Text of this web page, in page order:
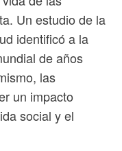
Un estudio de la
identificó a la
de años
las
un impacto
social y el